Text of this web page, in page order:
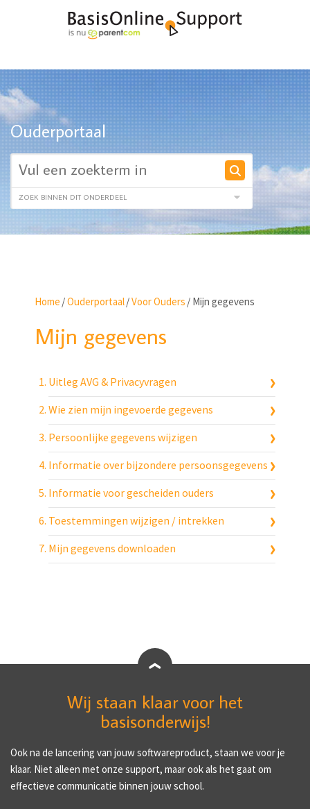
Ouderportaal
Home /Ouderportaal/Voor Ouders / Mijn gegevens
Mijn gegevens
Uitleg AVG & Privacyvragen
Wie zien mijn ingevoerde gegevens
Persoonlijke gegevens wijzigen
Informatie over bijzondere persoonsgegevens
Informatie voor gescheiden ouders
Toestemmingen wijzigen / intrekken
Mijn gegevens downloaden
Wij staan klaar voor het
basisonderwijs!
Ook na de lancering van jouw softwareproduct, staan we voor je
klaar. Niet alleen met onze support, maar ook als het gaat om
effectieve communicatie binnen jouw school.